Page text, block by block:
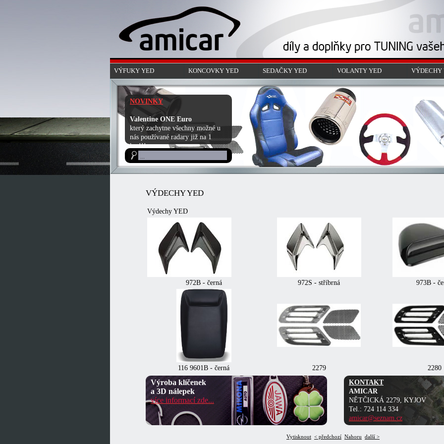
VÝFUKY YED KONCOVKY YED SEDAČKY YED VOLANTY YED VÝDECHY
NOVINKY
Valentine ONE Euro
který zachytne všechny možné u
nás používané radary již na 1
km!!!
VÝDECHY YED
Výdechy YED
972B - černá 972S - stříbrná 973B -
116 9601B - černá 2279 2280
Výroba klíčenek
a 3D nálepek
více informací zde...
KONTAKT
AMICAR
NĚTČICKÁ 2279, KYJOV
Tel.: 724 114 334
amicar@seznam.cz
Vytisknout < předchozí Nahoru další >